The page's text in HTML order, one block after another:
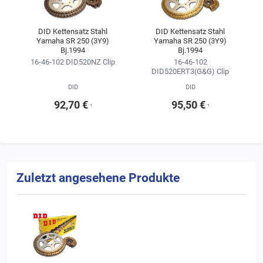
Kitkonfigurator ändern.
Wir empfehlen, sich für die Kette im Kettensatz stets an der
Erstausrüsterqualität zu orientieren
(siehe Ergebnisse der Fahrzeugsuche).
DID Kettensatz Stahl
Yamaha SR 250 (3Y9)
Bj.1994
16-46-102 DID520NZ Clip
DID
92,70 € ¹
DID Kettensatz Stahl
Yamaha SR 250 (3Y9)
Bj.1994
16-46-102
DID520ERT3(G&G) Clip
DID
95,50 € ¹
Zuletzt angesehene Produkte